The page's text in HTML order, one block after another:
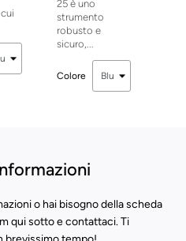
25 è uno
strumento
robusto e
sicuro,...
Colore
o hai bisogno della scheda
qui sotto e contattaci. Ti